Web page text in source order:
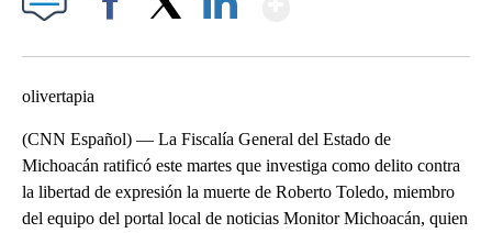
olivertapia
(CNN Español) — La Fiscalía General del Estado de
Michoacán ratificó este martes que investiga como delito contra
la libertad de expresión la muerte de Roberto Toledo, miembro
del equipo del portal local de noticias Monitor Michoacán, quien